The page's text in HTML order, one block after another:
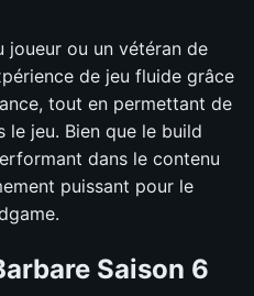
joueur ou un vétéran de
de jeu fluide grâce
tout en permettant de
le jeu. Bien que le build
dans le contenu
puissant pour le
Saison 6